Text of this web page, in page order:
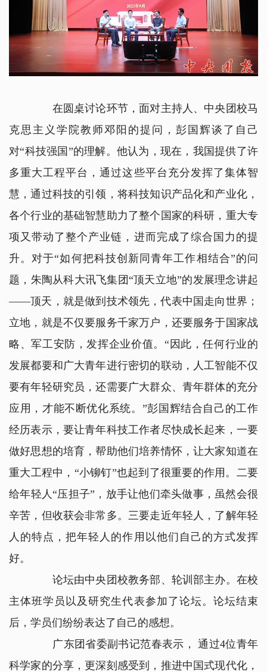
在圆桌讨论环节，面对主持人、中央团校马
克思主义学院教师邓阳的提问，彭国辉谈了自己
对“科技强国”的理解。他认为，现在，我国提供了许
多重大工程平台，通过这些平台充分发挥了集体智
慧，通过科技的引领，将科技知识产品化和产业化，
各个行业的基础智慧助力了整个国家的科研，重大专
项又带动了整个产业链，进而完成了综合国力的提
升。对于“如何把科技创新同青年工作相结合”的问
题，朱陶从科大讯飞集团“顶天立地”的发展理念讲起
——顶天，就是做到技术领先，代表中国走向世界；
立地，就是不仅要服务千家万户，还要服务于国家战
略、军工安防，发挥企业价值。“因此，任何行业的
发展都要和广大青年进行密切的联动，人工智能不仅
要有年轻研究员，还需要广大群众、青年群体的充分
应用，才能不断优化系统。”彭国辉结合自己的工作
经历表示，要让青年科技工作者尽快成长起来，一要
做好思想的培育，帮助他们培养情怀，让大家知道在
重大工程中，“小铆钉”也起到了很重要的作用。二要
给年轻人“压担子”，放手让他们牵头做事，虽然会很
辛苦，但收获会非常多。三要走近年轻人，了解年轻
人的特点，把年轻人的作用以他们自己的方式发挥
好。
论坛由中央团校教务部、轮训部主办。在校
主体班学员以及研究生代表参加了论坛。论坛结束
后，学员们纷纷表达了自己的感想。
广东团省委副书记范春表示， 通过4位青年
科学家的分享，更深刻感受到，推进中国式现代化，